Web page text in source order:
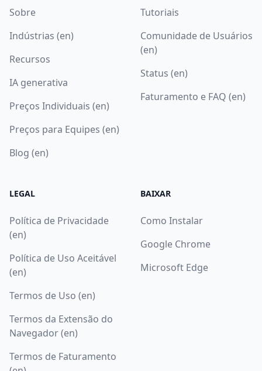
Sobre
Indústrias (en)
Recursos
IA generativa
Preços Individuais (en)
Preços para Equipes (en)
Blog (en)
Tutoriais
Comunidade de Usuários
(en)
Status (en)
Faturamento e FAQ (en)
LEGAL
Política de Privacidade
(en)
Política de Uso Aceitável
(en)
Termos de Uso (en)
Termos da Extensão do
Navegador (en)
Termos de Faturamento
BAIXAR
Como Instalar
Google Chrome
Microsoft Edge